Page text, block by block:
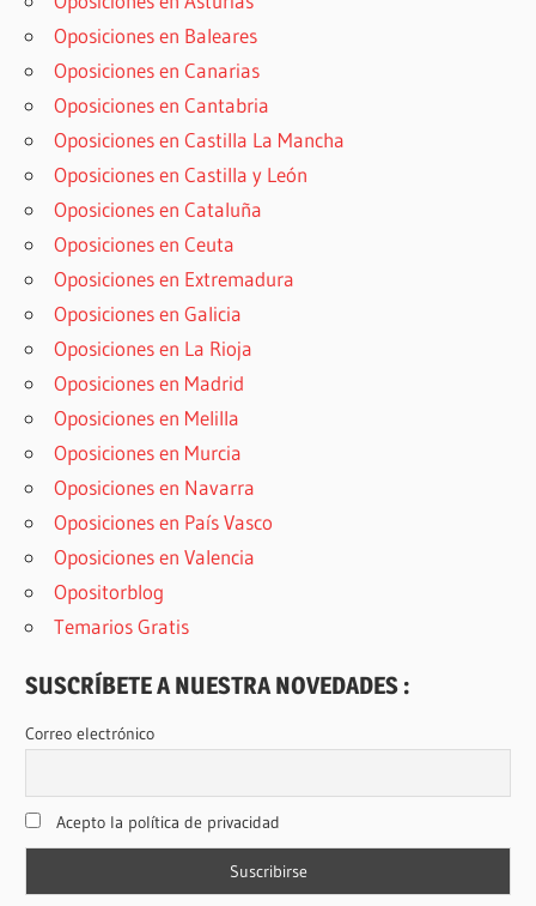
Oposiciones en Baleares
Oposiciones en Canarias
Oposiciones en Cantabria
Oposiciones en Castilla La Mancha
Oposiciones en Castilla y León
Oposiciones en Cataluña
Oposiciones en Ceuta
Oposiciones en Extremadura
Oposiciones en Galicia
Oposiciones en La Rioja
Oposiciones en Madrid
Oposiciones en Melilla
Oposiciones en Murcia
Oposiciones en Navarra
Oposiciones en País Vasco
Oposiciones en Valencia
Opositorblog
Temarios Gratis
SUSCRÍBETE A NUESTRA NOVEDADES :
Correo electrónico
Acepto la política de privacidad